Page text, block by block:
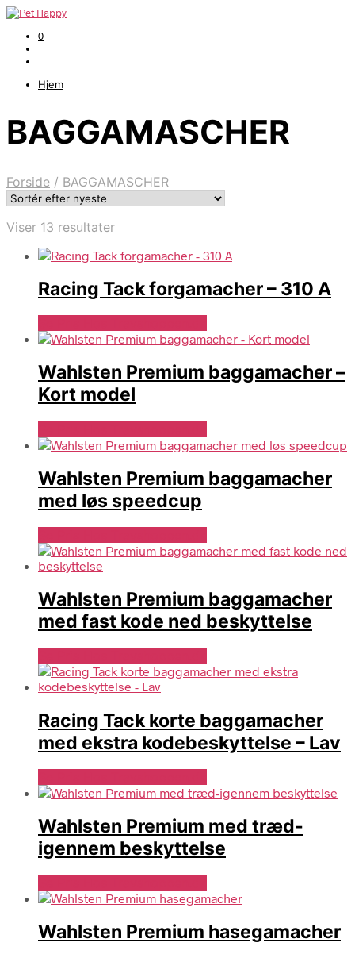
0
Hjem
BAGGAMASCHER
Forside / BAGGAMASCHER
Viser 13 resultaterSorteret
seneste
Racing Tack forgamacher – 310 A
Wahlsten Premium baggamacher –
Kort model
Wahlsten Premium baggamacher
med løs speedcup
Wahlsten Premium baggamacher
med fast kode ned beskyttelse
Racing Tack korte baggamacher
med ekstra kodebeskyttelse – Lav
Wahlsten Premium med træd-
igennem beskyttelse
Wahlsten Premium hasegamacher